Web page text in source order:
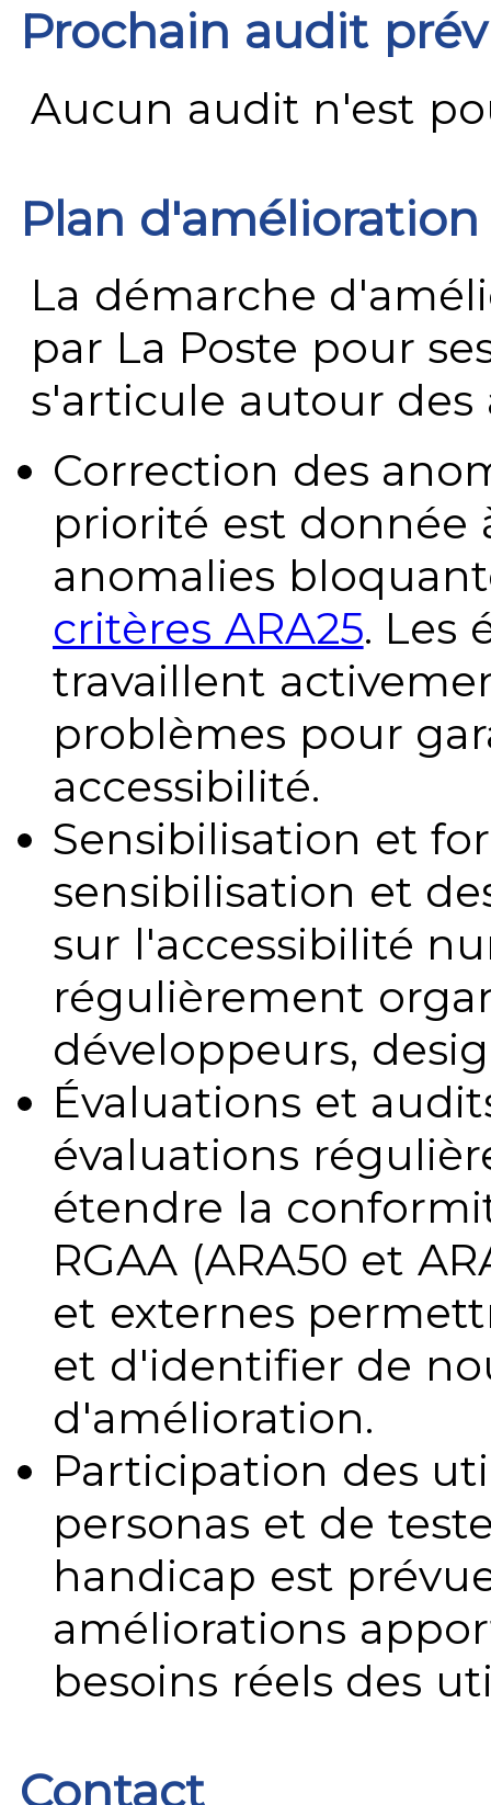
Prochain audit
Aucun audit n'est
Plan
La démarche
par La Poste pour
s'articule autour des
Correction des
priorité est donnée
anomalies
critères ARA25. Les
travaillent
problèmes pour
accessibilité.
Sensibilisation et
sensibilisation et
sur l'accessibilité
régulièrement
développeurs,
Évaluations et
évaluations
étendre la
RGAA (ARA50 et
et externes
et d'identifier de
d'amélioration.
Participation des
personas et de
handicap est
améliorations
besoins réels des
Contact